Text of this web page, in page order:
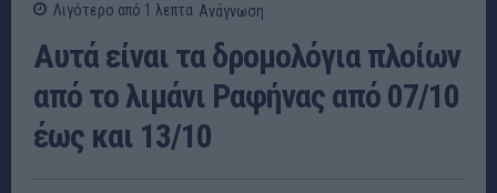
Λιγότερο από 1 λεπτα Ανάγνωση
Αυτά είναι τα δρομολόγια πλοίων
από το λιμάνι Ραφήνας από 07/10
έως και 13/10